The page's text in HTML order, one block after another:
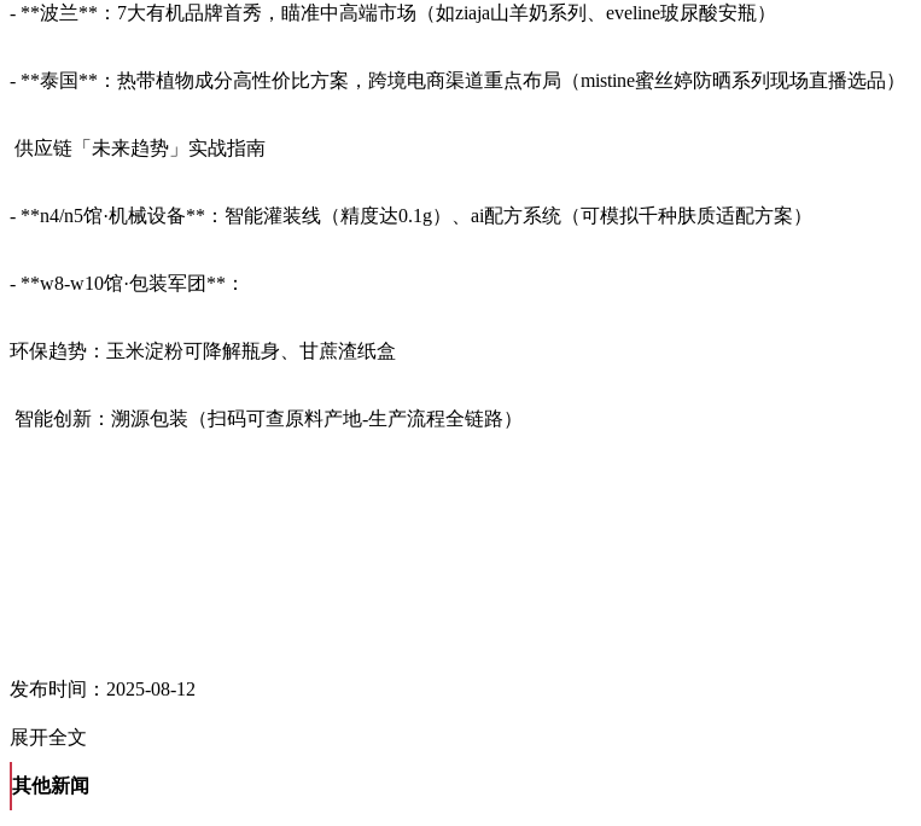
- **波兰**：7大有机品牌首秀，瞄准中高端市场（如ziaja山羊奶系列、eveline玻尿酸安瓶）
- **泰国**：热带植物成分高性价比方案，跨境电商渠道重点布局（mistine蜜丝婷防晒系列现场直播选品）
供应链「未来趋势」实战指南
- **n4/n5馆·机械设备**：智能灌装线（精度达0.1g）、ai配方系统（可模拟千种肤质适配方案）
- **w8-w10馆·包装军团**：
环保趋势：玉米淀粉可降解瓶身、甘蔗渣纸盒
智能创新：溯源包装（扫码可查原料产地-生产流程全链路）
发布时间：2025-08-12
展开全文
其他新闻